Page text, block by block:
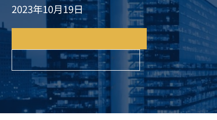
2023年10月19日
英語レポートのダウンロード